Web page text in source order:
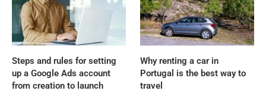
Steps and rules for setting
up a Google Ads account
from creation to launch
Why renting a car in
Portugal is the best way to
travel